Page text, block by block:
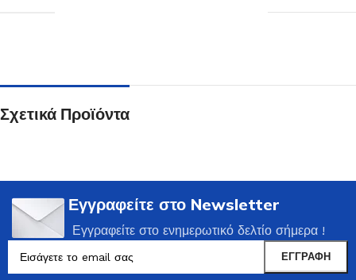
Σχετικά Προϊόντα
Εγγραφείτε στο Newsletter
Εγγραφείτε στο ενημερωτικό δελτίο σήμερα !